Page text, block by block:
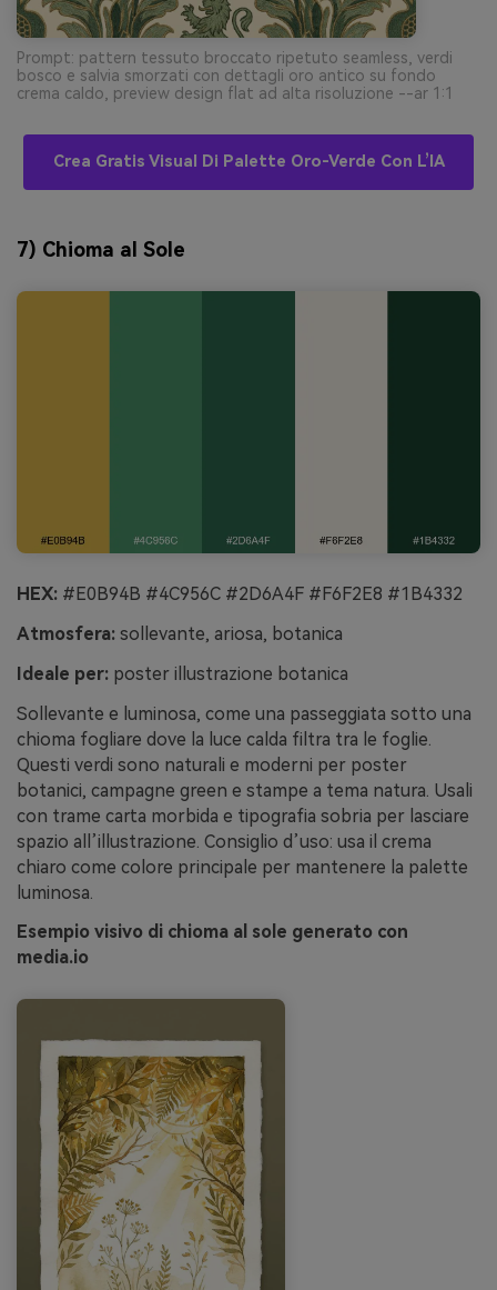
Prompt: pattern tessuto broccato ripetuto seamless, verdi
bosco e salvia smorzati con dettagli oro antico su fondo
crema caldo, preview design flat ad alta risoluzione --ar 1:1
Crea Gratis Visual Di Palette Oro-Verde Con L’IA
7) Chioma al Sole
HEX: #E0B94B #4C956C #2D6A4F #F6F2E8 #1B4332
Atmosfera: sollevante, ariosa, botanica
Ideale per: poster illustrazione botanica
Sollevante e luminosa, come una passeggiata sotto una
chioma fogliare dove la luce calda filtra tra le foglie.
Questi verdi sono naturali e moderni per poster
botanici, campagne green e stampe a tema natura. Usali
con trame carta morbida e tipografia sobria per lasciare
spazio all’illustrazione. Consiglio d’uso: usa il crema
chiaro come colore principale per mantenere la palette
luminosa.
Esempio visivo di chioma al sole generato con
media.io